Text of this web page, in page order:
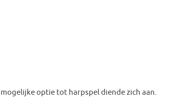
optie tot harpspel diende zich aan.